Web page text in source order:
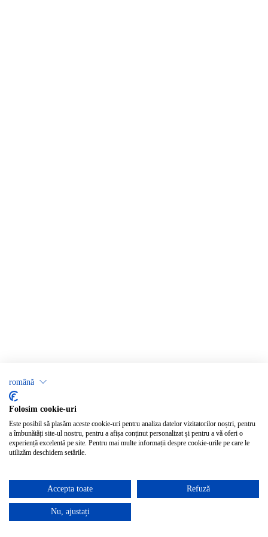
română
Folosim cookie-uri
Este posibil să plasăm aceste cookie-uri pentru analiza datelor vizitatorilor noștri, pentru
a îmbunătăți site-ul nostru, pentru a afișa conținut personalizat și pentru a vă oferi o
experiență excelentă pe site. Pentru mai multe informații despre cookie-urile pe care le
utilizăm deschidem setările.
Accepta toate Refuză
Nu, ajustați